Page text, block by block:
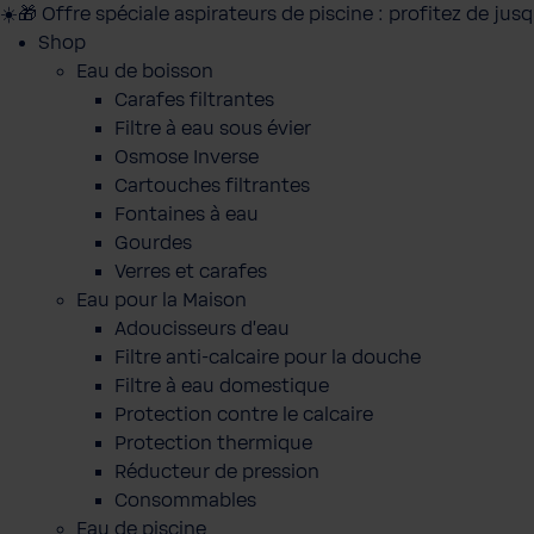
☀️🎁 Offre spéciale aspirateurs de piscine : profitez de
Shop
Eau de boisson
Carafes filtrantes
Filtre à eau sous évier
Osmose Inverse
Cartouches filtrantes
Fontaines à eau
Gourdes
Verres et carafes
Eau pour la Maison
Adoucisseurs d'eau
Filtre anti-calcaire pour la douche
Filtre à eau domestique
Protection contre le calcaire
Protection thermique
Réducteur de pression
Consommables
Eau de piscine